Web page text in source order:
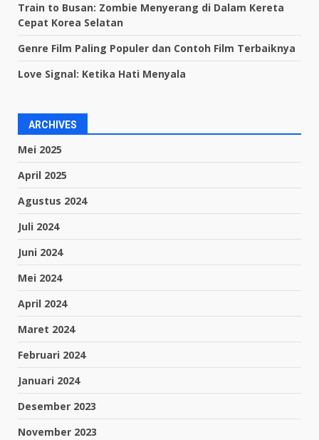
Train to Busan: Zombie Menyerang di Dalam Kereta
Cepat Korea Selatan
Genre Film Paling Populer dan Contoh Film Terbaiknya
Love Signal: Ketika Hati Menyala
ARCHIVES
Mei 2025
April 2025
Agustus 2024
Juli 2024
Juni 2024
Mei 2024
April 2024
Maret 2024
Februari 2024
Januari 2024
Desember 2023
November 2023